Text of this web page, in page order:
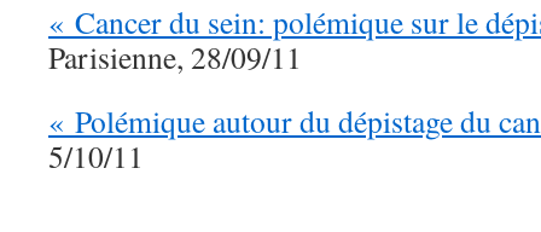
« Cancer du sein: polémique sur le
Parisienne, 28/09/11
« Polémique autour du dépistage du
5/10/11